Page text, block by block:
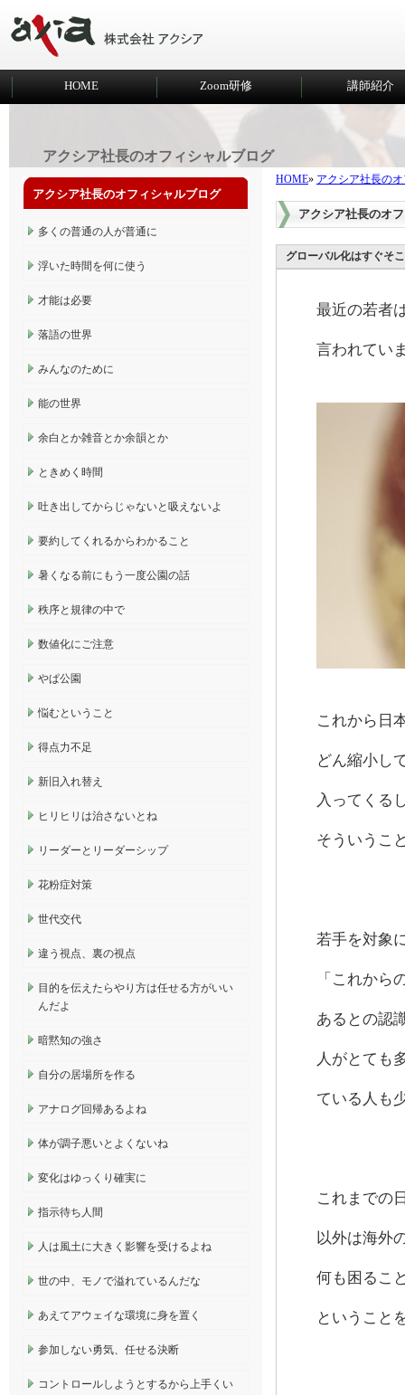
HOME Zoom研修 講師紹介
アクシア社長のオフィシャルブログ
HOME» アクシア社長の
アクシア社長のオ
グローバル化はすぐそ
最近の若者
言われてい
これから日
どん縮小し
入ってくる
そういうこ
若手を対象
「これから
あるとの認
人がとても
ている人も
これまでの
以外は海外
何も困るこ
ということ
アクシア社長のオフィシャルブログ
多くの普通の人が普通に
浮いた時間を何に使う
才能は必要
落語の世界
みんなのために
能の世界
余白とか雑音とか余韻とか
ときめく時間
吐き出してからじゃないと吸えないよ
要約してくれるからわかること
暑くなる前にもう一度公園の話
秩序と規律の中で
数値化にご注意
やぱ公園
悩むということ
得点力不足
新旧入れ替え
ヒリヒリは治さないとね
リーダーとリーダーシップ
花粉症対策
世代交代
違う視点、裏の視点
目的を伝えたらやり方は任せる方がいい
んだよ
暗黙知の強さ
自分の居場所を作る
アナログ回帰あるよね
体が調子悪いとよくないね
変化はゆっくり確実に
指示待ち人間
人は風土に大きく影響を受けるよね
世の中、モノで溢れているんだな
あえてアウェイな環境に身を置く
参加しない勇気、任せる決断
コントロールしようとするから上手くい